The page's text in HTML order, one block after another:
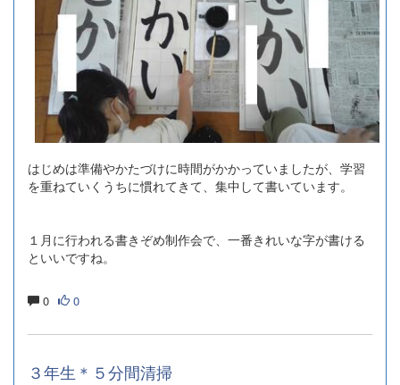
はじめは準備やかたづけに時間がかかっていましたが、学習
を重ねていくうちに慣れてきて、集中して書いています。
１月に行われる書きぞめ制作会で、一番きれいな字が書ける
といいですね。
0 0
３年生＊５分間清掃